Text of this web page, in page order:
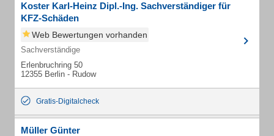
Koster Karl-Heinz Dipl.-Ing. Sachverständiger für
KFZ-Schäden
Web Bewertungen vorhanden
Sachverständige
Erlenbruchring 50
12355 Berlin - Rudow
Gratis-Digitalcheck
Müller Günter